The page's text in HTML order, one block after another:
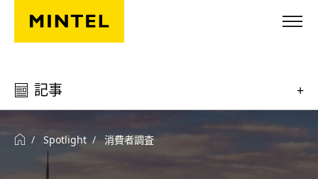
Skip to main content
記事 +
Spotlight 消費者調査